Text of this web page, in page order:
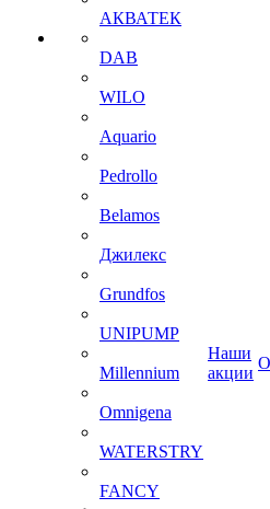
АКВАТЕК
DAB
WILO
Aquario
Pedrollo
Belamos
Джилекс
Grundfos
UNIPUMP
Millennium
Omnigena
WATERSTRY
FANCY
Наши
акции